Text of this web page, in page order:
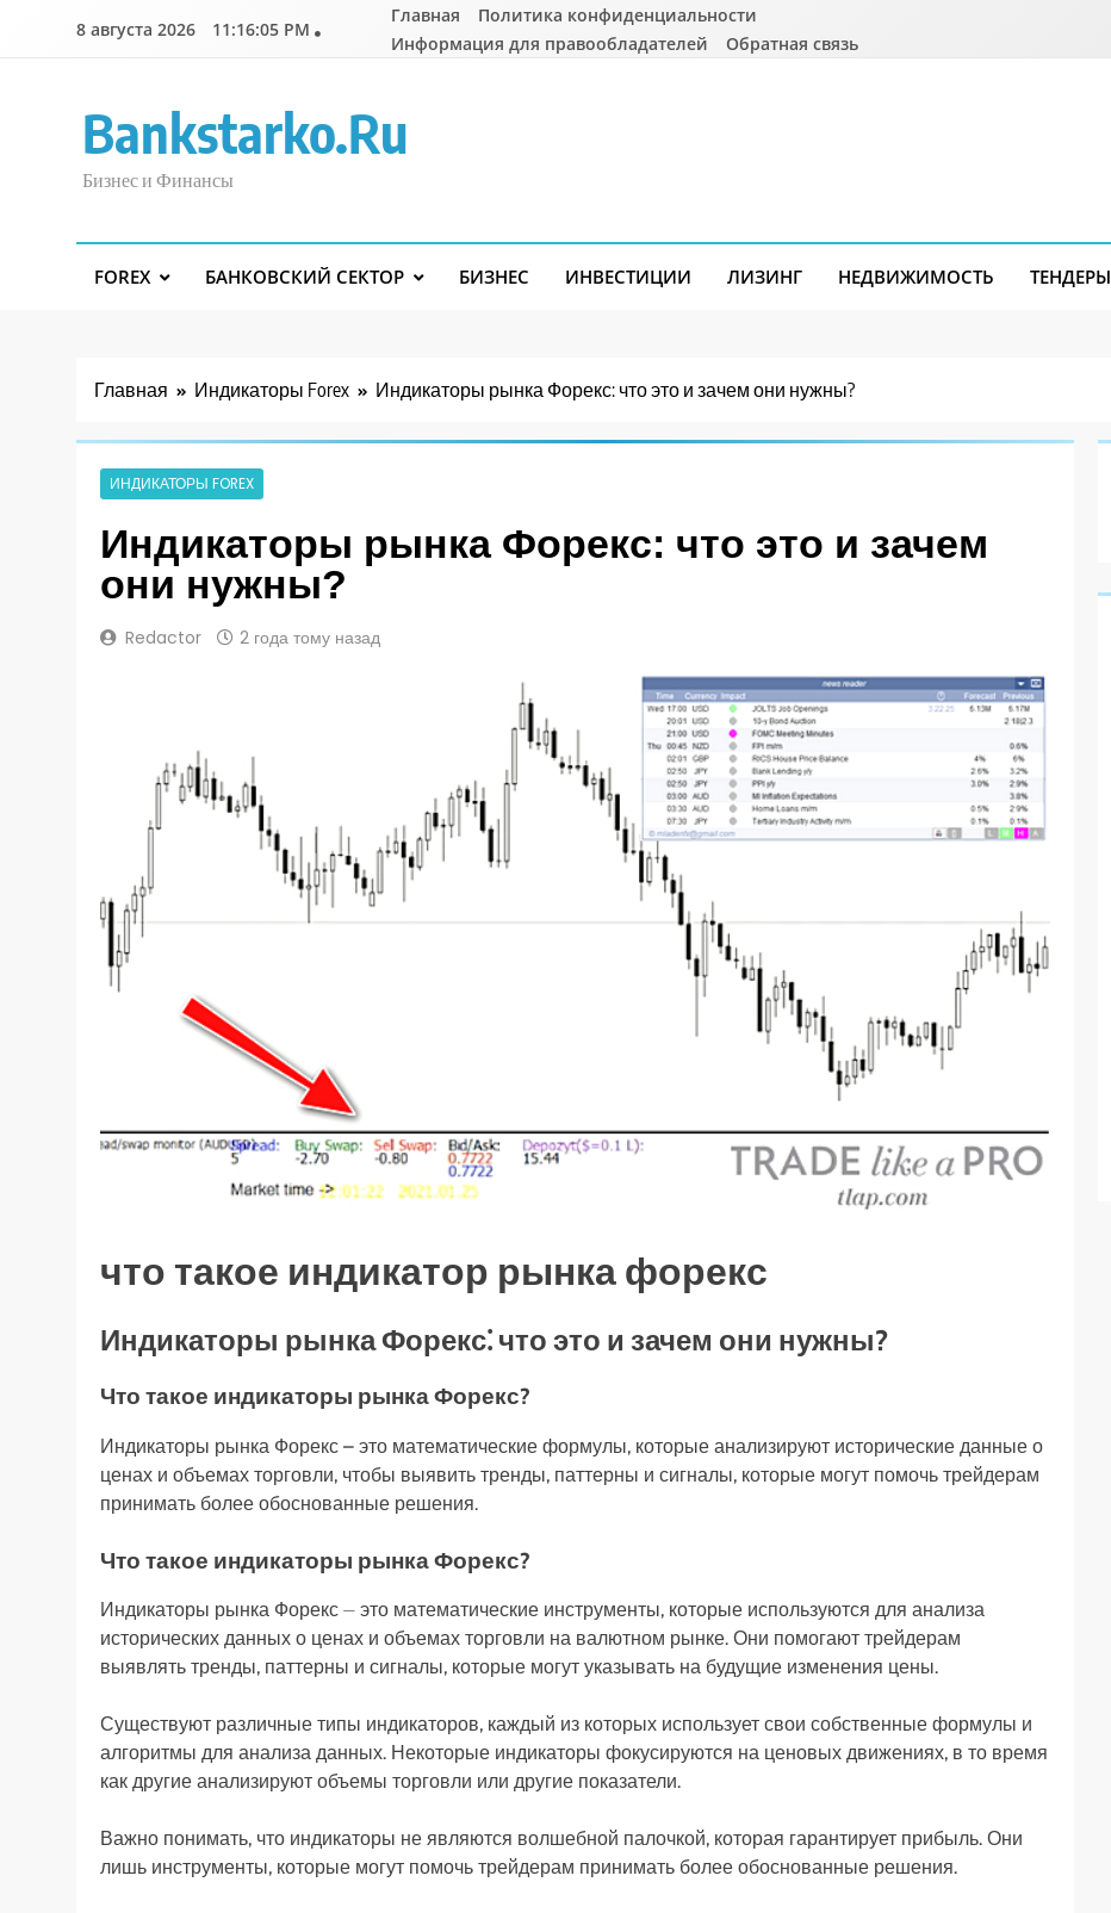
8 августа 2026 11:16:06 PM
Главная
Политика конфиденциальности
Информация для правообладателей
Обратная связь
Bankstarko.ru
Бизнес и Финансы
FOREX БАНКОВСКИЙ СЕКТОР БИЗНЕС ИНВЕСТИЦИИ ЛИЗИНГ НЕДВИЖИМОСТЬ ТЕНДЕРЫ
Главная Индикаторы Forex Индикаторы рынка Форекс: что это и зачем они нужны?
ИНДИКАТОРЫ FOREX
Индикаторы рынка Форекс: что это и зачем
они нужны?
Redactor 2 года тому назад
что такое индикатор рынка форекс
Индикаторы рынка Форекс⁚ что это и зачем они нужны?
Что такое индикаторы рынка Форекс?
Индикаторы рынка Форекс – это математические формулы, которые анализируют исторические данные о
ценах и объемах торговли, чтобы выявить тренды, паттерны и сигналы, которые могут помочь трейдерам
принимать более обоснованные решения.
Что такое индикаторы рынка Форекс?
Индикаторы рынка Форекс ⏤ это математические инструменты, которые используются для анализа
исторических данных о ценах и объемах торговли на валютном рынке. Они помогают трейдерам
выявлять тренды, паттерны и сигналы, которые могут указывать на будущие изменения цены.
Существуют различные типы индикаторов, каждый из которых использует свои собственные формулы и
алгоритмы для анализа данных. Некоторые индикаторы фокусируются на ценовых движениях, в то время
как другие анализируют объемы торговли или другие показатели.
Важно понимать, что индикаторы не являются волшебной палочкой, которая гарантирует прибыль. Они
лишь инструменты, которые могут помочь трейдерам принимать более обоснованные решения.